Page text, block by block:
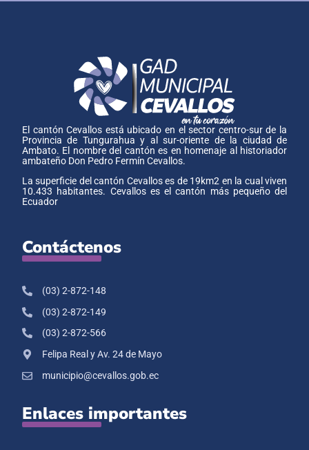
El cantón Cevallos está ubicado en el sector centro-sur de la
Provincia de Tungurahua y al sur-oriente de la ciudad de
Ambato. El nombre del cantón es en homenaje al historiador
ambateño Don Pedro Fermín Cevallos.
La superficie del cantón Cevallos es de 19km2 en la cual viven
10.433 habitantes. Cevallos es el cantón más pequeño del
Ecuador
Contáctenos
(03) 2-872-148
(03) 2-872-149
(03) 2-872-566
Felipa Real y Av. 24 de Mayo
municipio@cevallos.gob.ec
Enlaces importantes